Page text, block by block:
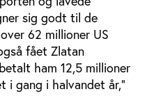
sig godt til de
62 millioner US
fået Zlatan
ham 12,5 millioner
gang i halvandet år,"